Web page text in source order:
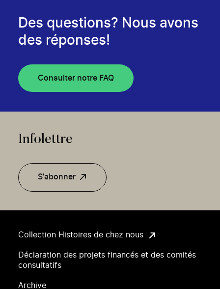
Collection Histoires de chez nous
Déclaration des projets financés et des comités
consultatifs
Archive
Des questions? Nous avons
des réponses!
Consulter notre FAQ
Infolettre
S'abonner